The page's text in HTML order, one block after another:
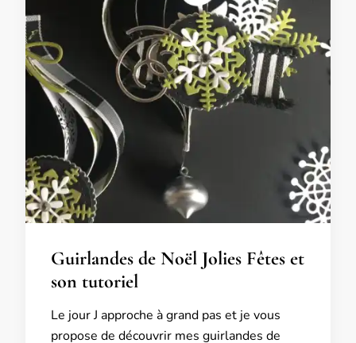
Guirlandes de Noël Jolies Fêtes et
son tutoriel
Le jour J approche à grand pas et je vous
propose de découvrir mes guirlandes de